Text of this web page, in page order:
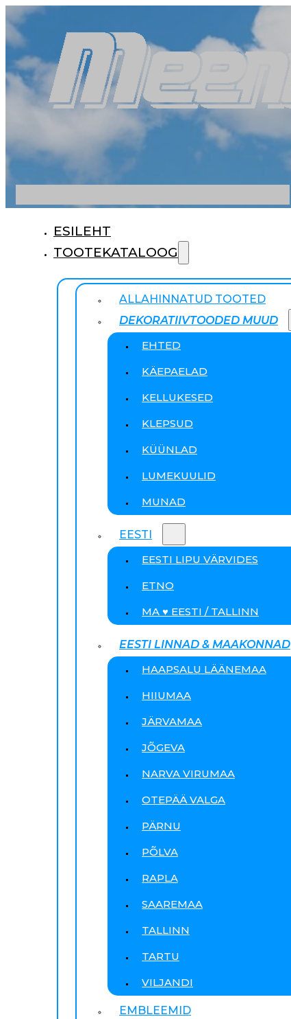
ESILEHT
TOOTEKATALOOG
ALLAHINNATUD TOOTED
DEKORATIIVTOODED MUUD
EHTED
KÄEPAELAD
KELLUKESED
KLEPSUD
KÜÜNLAD
LUMEKUULID
MUNAD
EESTI
EESTI LIPU VÄRVIDES
ETNO
MA ♥ EESTI / TALLINN
EESTI LINNAD & MAAKONNAD
HAAPSALU LÄÄNEMAA
HIIUMAA
JÄRVAMAA
JÕGEVA
NARVA VIRUMAA
OTEPÄÄ VALGA
PÄRNU
PÕLVA
RAPLA
SAAREMAA
TALLINN
TARTU
VILJANDI
EMBLEEMID